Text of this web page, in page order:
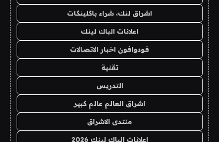
اشراق لنك، شراء باكلينكات
اعلانات الباك لينك
فودوافون اخبار الاتصالات
تقنية
التدريس
اشراق العالم عالم كبير
منتدى الاشراق
اعلانات الباك لينك 2026